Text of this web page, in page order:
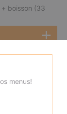
boisson (33
menus!